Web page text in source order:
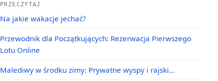
PRZECZYTAJ
Na jakie wakacje jechać?
Przewodnik dla Początkujących: Rezerwacja Pierwszego
Lotu Online
Malediwy w środku zimy: Prywatne wyspy i rajski…